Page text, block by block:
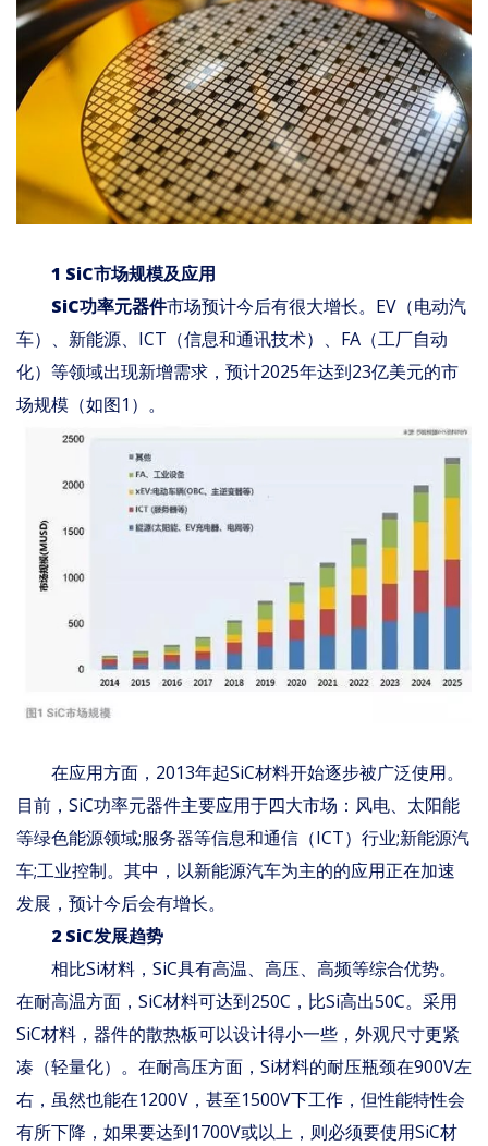
1 SiC市场规模及应用
SiC功率元器件市场预计今后有很大增长。EV（电动汽
车）、新能源、ICT（信息和通讯技术）、FA（工厂自动
化）等领域出现新增需求，预计2025年达到23亿美元的市
场规模（如图1）。
在应用方面，2013年起SiC材料开始逐步被广泛使用。
目前，SiC功率元器件主要应用于四大市场：风电、太阳能
等绿色能源领域;服务器等信息和通信（ICT）行业;新能源汽
车;工业控制。其中，以新能源汽车为主的的应用正在加速
发展，预计今后会有增长。
2 SiC发展趋势
相比Si材料，SiC具有高温、高压、高频等综合优势。
在耐高温方面，SiC材料可达到250C，比Si高出50C。采用
SiC材料，器件的散热板可以设计得小一些，外观尺寸更紧
凑（轻量化）。在耐高压方面，Si材料的耐压瓶颈在900V左
右，虽然也能在1200V，甚至1500V下工作，但性能特性会
有所下降，如果要达到1700V或以上，则必须要使用SiC材